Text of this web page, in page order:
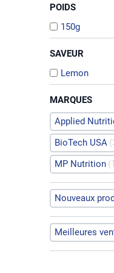
POIDS
150g
SAVEUR
Lemon
MARQUES
Applied
BioTech USA
MP Nutrition 1
Nouveaux
Meilleures